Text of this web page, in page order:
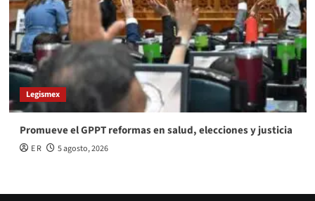
Legismex
Promueve el GPPT reformas en salud, elecciones y justicia
E R 5 agosto, 2026